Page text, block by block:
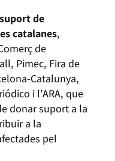
suport de
catalanes,
de
Pimec, Fira de
Catalunya,
i l’ARA, que
donar suport a la
a la
pel